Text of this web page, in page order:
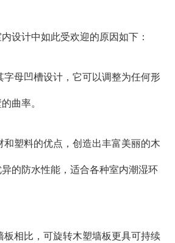
设计中如此受欢迎的原因如下：
字母凹槽设计，它可以调整为任何形
曲率。
和塑料的优点，创造出丰富美丽的木
的防水性能，适合各种室内潮湿环
板相比，可旋转木塑墙板更具可持续